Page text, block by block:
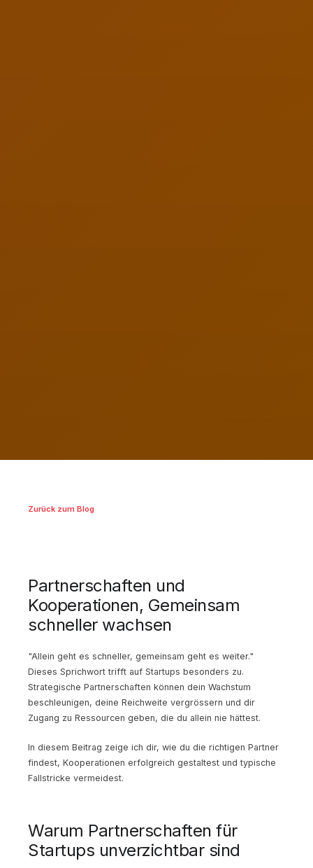
Zurück zum Blog
Partnerschaften und
Kooperationen, Gemeinsam
schneller wachsen
"Allein geht es schneller, gemeinsam geht es weiter."
Dieses Sprichwort trifft auf Startups besonders zu.
Strategische Partnerschaften können dein Wachstum
beschleunigen, deine Reichweite vergrössern und dir
Zugang zu Ressourcen geben, die du allein nie hättest.
In diesem Beitrag zeige ich dir, wie du die richtigen Partner
findest, Kooperationen erfolgreich gestaltest und typische
Fallstricke vermeidest.
Warum Partnerschaften für
Startups unverzichtbar sind